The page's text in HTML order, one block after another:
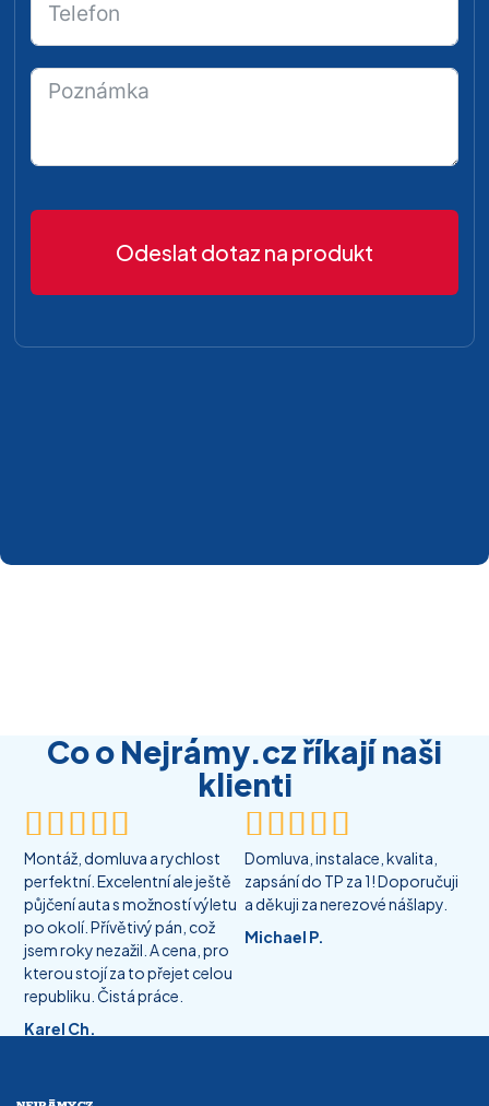
Odeslat dotaz na produkt
Co o Nejrámy.cz říkají naši
klienti

Montáž, domluva a rychlost
perfektní. Excelentní ale ještě
půjčení auta s možností výletu
po okolí. Přívětivý pán, což
jsem roky nezažil. A cena, pro
kterou stojí za to přejet celou
republiku. Čistá práce.
Karel Ch.

Domluva, instalace, kvalita,
zapsání do TP za 1! Doporučuji
a děkuji za nerezové nášlapy.
Michael P.